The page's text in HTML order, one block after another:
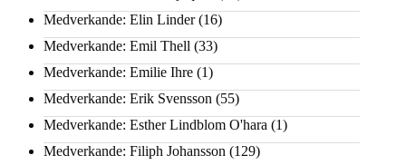
Medverkande: Elin Linder(16)
Medverkande: Emil Thell (33)
Medverkande: Emilie Ihre (1)
Medverkande: Erik Svensson (55)
Medverkande: Esther Lindblom O'hara (1)
Medverkande: Filiph Johansson (129)